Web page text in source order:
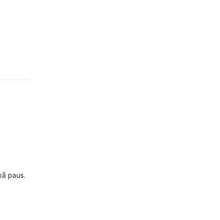
paus.